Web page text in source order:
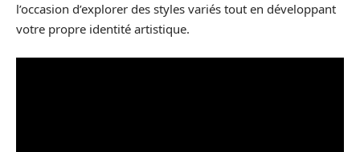
l’occasion d’explorer des styles variés tout en développant
votre propre identité artistique.